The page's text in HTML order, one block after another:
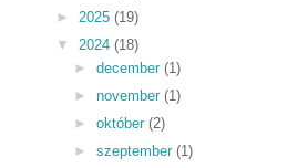
► 2025 (19)
▼ 2024 (18)
► december (1)
► november (1)
► október (2)
► szeptember (1)